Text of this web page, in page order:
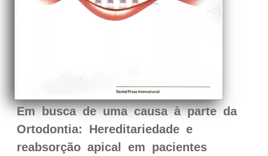
Em busca de uma causa à parte da
Ortodontia: Hereditariedade e
reabsorção apical em pacientes